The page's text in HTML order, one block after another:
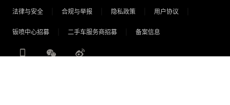
法律与安全 合规与举报 隐私政策 用户协议
钣喷中心招募 二手车服务商招募 备案信息